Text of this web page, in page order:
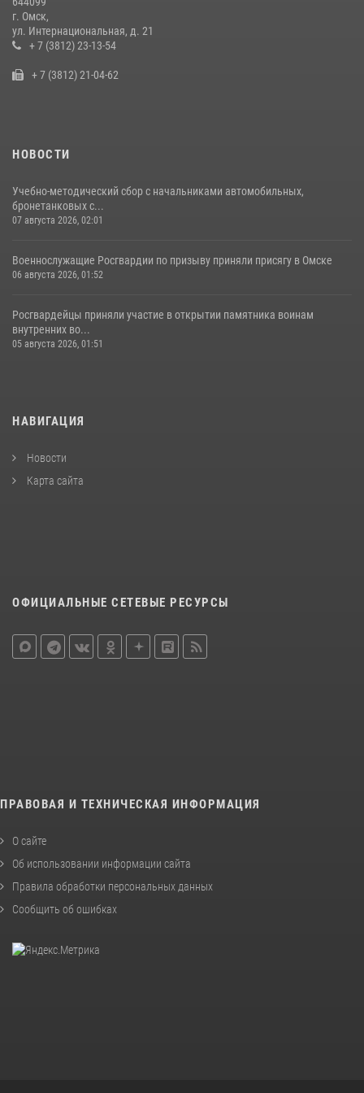
Росгвардия обеспечила безопасность уникального передвижного
музея «Поезд Победы» в Омске
г. Омск,
ул. Интернациональная, д. 21
+ 7 (3812) 23-13-54
+ 7 (3812) 21-04-62
НОВОСТИ
Учебно-методический сбор с начальниками автомобильных,
бронетанковых с...
07 августа 2026, 02:01
Военнослужащие Росгвардии по призыву приняли присягу в Омске
06 августа 2026, 01:52
Росгвардейцы приняли участие в открытии памятника воинам
внутренних во...
05 августа 2026, 01:51
НАВИГАЦИЯ
Новости
Карта сайта
ОФИЦИАЛЬНЫЕ СЕТЕВЫЕ РЕСУРСЫ
ПРАВОВАЯ И ТЕХНИЧЕСКАЯ ИНФОРМАЦИЯ
О сайте
Об использовании информации сайта
Правила обработки персональных данных
Сообщить об ошибках